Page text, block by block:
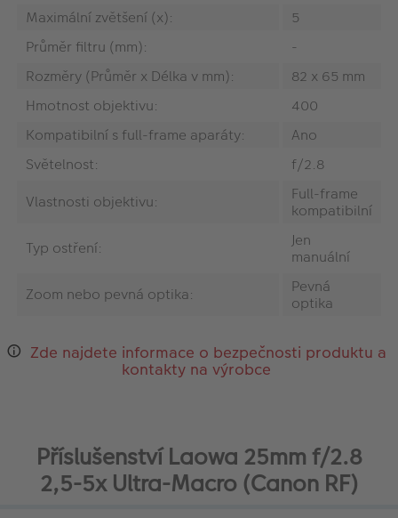
Maximální zvětšení (x):
5
Průměr filtru (mm):
-
Rozměry (Průměr x Délka v mm):
82 x 65 mm
Hmotnost objektivu:
400
Kompatibilní s full-frame aparáty:
Ano
Světelnost:
f/2.8
Vlastnosti objektivu:
Full-frame
kompatibilní
Typ ostření:
Jen
manuální
Zoom nebo pevná optika:
Pevná
optika
Zde najdete informace o bezpečnosti produktu a
kontakty na výrobce
Příslušenství Laowa 25mm f/2.8
2,5-5x Ultra-Macro (Canon RF)